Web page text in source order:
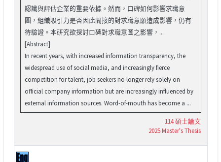
認識與評估企業的重要依據。然而，口碑如何影響求職意
圖，組織吸引力是否因此間接的對求職意願造成影響，仍有
待驗證。本研究欲探討口碑對求職意圖之影響，...
[Abstract]
In recent years, with increased information transparency, the
widespread use of social media, and increasingly fierce
competition for talent, job seekers no longer rely solely on
official company information but are increasingly influenced by
external information sources. Word-of-mouth has become a ...
114 碩士論文
2025 Master's Thesis